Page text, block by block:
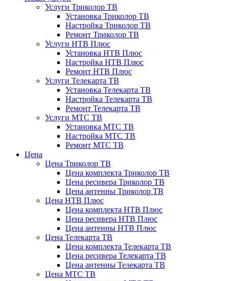
Услуги Триколор ТВ
Установка Триколор ТВ
Настройка Триколор ТВ
Ремонт Триколор ТВ
Услуги НТВ Плюс
Установка НТВ Плюс
Настройка НТВ Плюс
Ремонт НТВ Плюс
Услуги Телекарта ТВ
Установка Телекарта ТВ
Настройка Телекарта ТВ
Ремонт Телекарта ТВ
Услуги МТС ТВ
Установка МТС ТВ
Настройка МТС ТВ
Ремонт МТС ТВ
Цена
Цена Триколор ТВ
Цена комплекта Триколор ТВ
Цена ресивера Триколор ТВ
Цена антенны Триколор ТВ
Цена НТВ Плюс
Цена комплекта НТВ Плюс
Цена ресивера НТВ Плюс
Цена антенны НТВ Плюс
Цена Телекарта ТВ
Цена комплекта Телекарта ТВ
Цена ресивера Телекарта ТВ
Цена антенны Телекарта ТВ
Цена МТС ТВ